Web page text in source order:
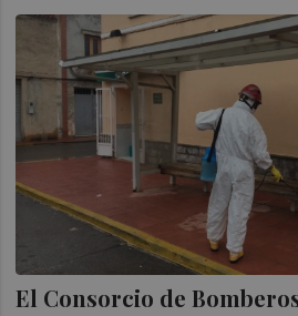
El Consorcio de